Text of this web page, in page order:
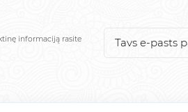
informaciją rasite